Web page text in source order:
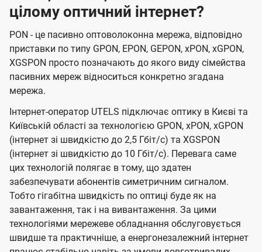
цілому оптичний інтернет?
PON - це пасивно оптоволоконна мережа, відповідно
приставки по типу GPON, EPON, GEPON, xPON, xGPON,
XGSPON просто позначають до якого виду сімейства
пасивних мереж відноситься конкретно згадана
мережа.
Інтернет-оператор UTELS підключає оптику в Києві та
Київській області за технологією GPON, xPON, xGPON
(інтернет зі швидкістю до 2,5 Гбіт/с) та XGSPON
(інтернет зі швидкістю до 10 Гбіт/с). Перевага саме
цих технологій полягає в тому, що здатен
забезпечувати абонентів симетричним сигналом.
Тобто гігабітна швидкість по оптиці буде як на
завантаження, так і на вивантаження. За цими
технологіями мережеве обладнання обслуговується
швидше та практичніше, а енергонезалежний інтернет